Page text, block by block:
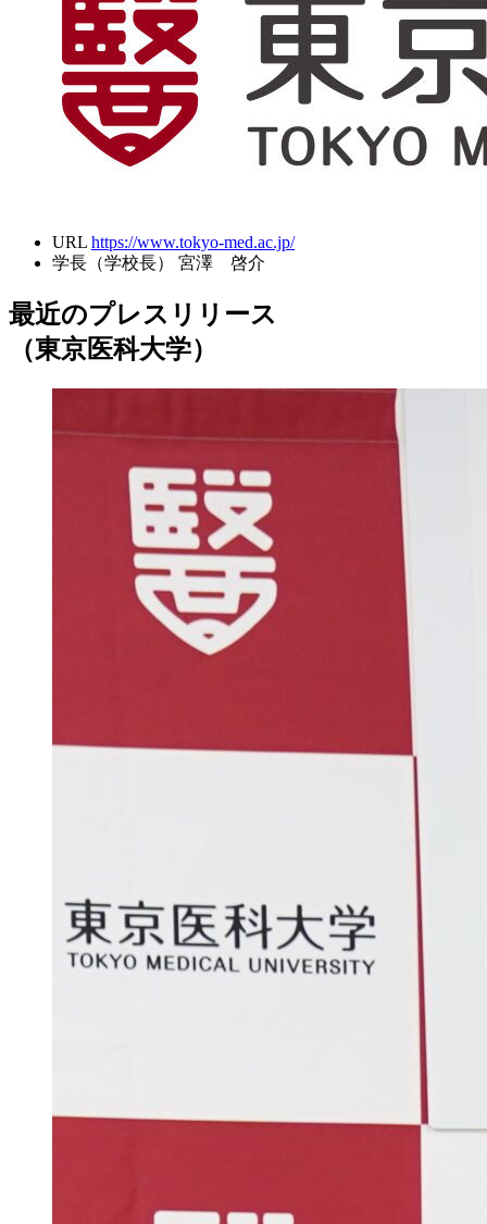
URL https://www.tokyo-med.ac.jp/
学長（学校長）
宮澤 啓介
最近のプレスリリース
（東京医科大学）